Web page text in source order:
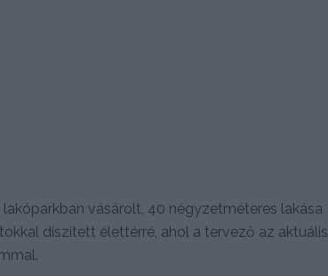
vásárolt, 40 négyzetméteres lakása
díszített élettérré, ahol a tervező az aktuális